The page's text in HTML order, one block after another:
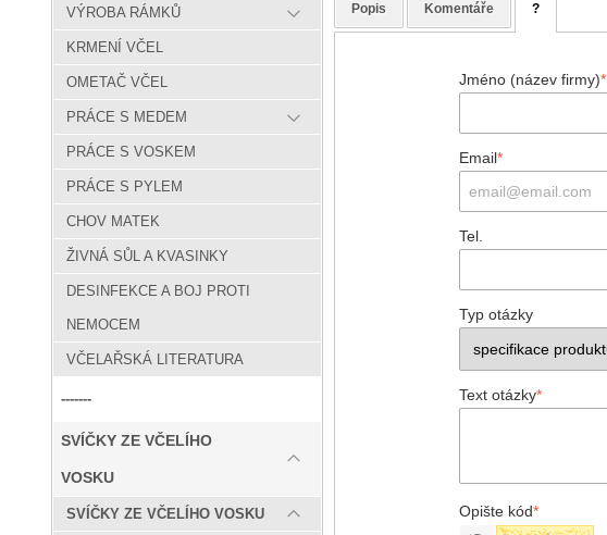
VÝROBA RÁMKŮ
KRMENÍ VČEL
OMETAČ VČEL
PRÁCE S MEDEM
PRÁCE S VOSKEM
PRÁCE S PYLEM
CHOV MATEK
ŽIVNÁ SŮL A KVASINKY
DESINFEKCE A BOJ PROTI
NEMOCEM
VČELAŘSKÁ LITERATURA
-------
SVÍČKY ZE VČELÍHO
VOSKU
SVÍČKY ZE VČELÍHO VOSKU
Popis Komentáře ?
Jméno (název firmy)*
Email*
Tel.
Typ otázky
Text otázky*
Opište kód*